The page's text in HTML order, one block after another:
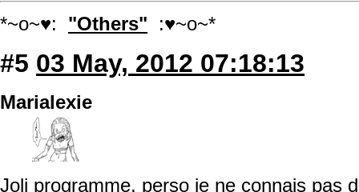
*~o~♥: "Others" :♥~o~*
#5 03 May, 2012 07:18:13
Marialexie
Joli programme, perso je ne connais pas